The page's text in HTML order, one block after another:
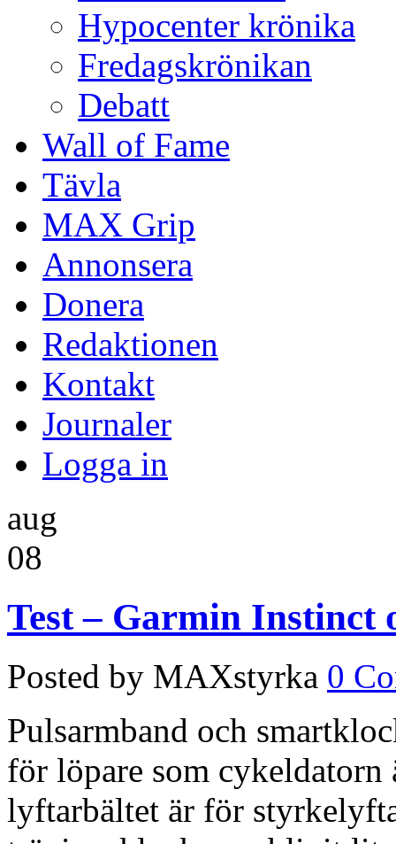
Hypocenter krönika
Fredagskrönikan
Debatt
Wall of Fame
Tävla
MAX Grip
Annonsera
Donera
Redaktionen
Kontakt
Journaler
Logga in
aug
08
Test – Garmin Instinct
Posted by MAXstyrka 0
Pulsarmband och
för löpare som
lyftarbältet är för